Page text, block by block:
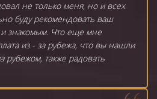
не только меня, но и всех
буду рекомендовать ваш
и знакомым. Что еще мне
из - за рубежа, что вы нашли
рубежом, также радовать